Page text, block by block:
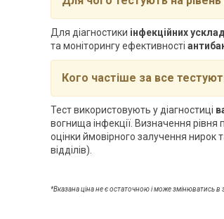
Для діагностики інфекційних
та моніторингу ефективності
Кого частіше за все
Тест використовують у діагностиці
вогнища інфекції. Визначення рівня
оцінки ймовірного залучення нирок
відділів).
*Вказана ціна не є остаточною і може змінюватись в